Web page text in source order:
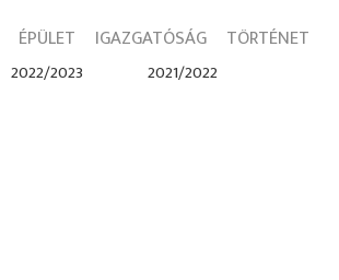
ÉPÜLET IGAZGATÓSÁG TÖRTÉNET
2022/2023 2021/2022